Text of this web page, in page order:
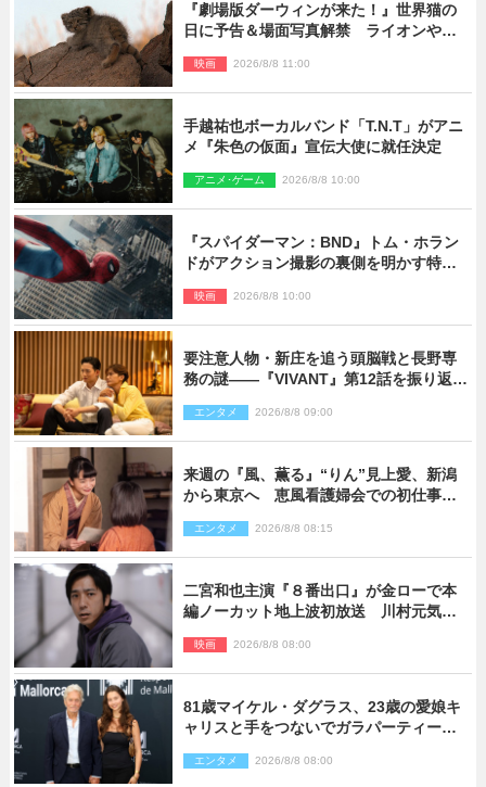
『劇場版ダーウィンが来た！』世界猫の
日に予告＆場面写真解禁 ライオンやマ
映画 2026/8/8 11:00
手越祐也ボーカルバンド「T.N.T」がアニ
メ『朱色の仮面』宣伝大使に就任決定
アニメ･ゲーム 2026/8/8 10:00
『スパイダーマン：BND』トム・ホラン
ドがアクション撮影の裏側を明かす特別
映画 2026/8/8 10:00
要注意人物・新庄を追う頭脳戦と長野専
務の謎――『VIVANT』第12話を振り返
エンタメ 2026/8/8 09:00
来週の『風、薫る』“りん”見上愛、新潟
から東京へ 恵風看護婦会での初仕事に
エンタメ 2026/8/8 08:15
二宮和也主演『８番出口』が金ローで本
編ノーカット地上波初放送 川村元気監
映画 2026/8/8 08:00
81歳マイケル・ダグラス、23歳の愛娘キ
ャリスと手をつないでガラパーティーに
エンタメ 2026/8/8 08:00